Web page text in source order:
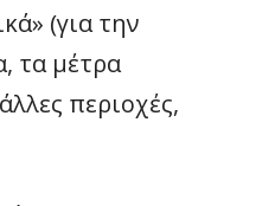
(για την
τα μέτρα
περιοχές,